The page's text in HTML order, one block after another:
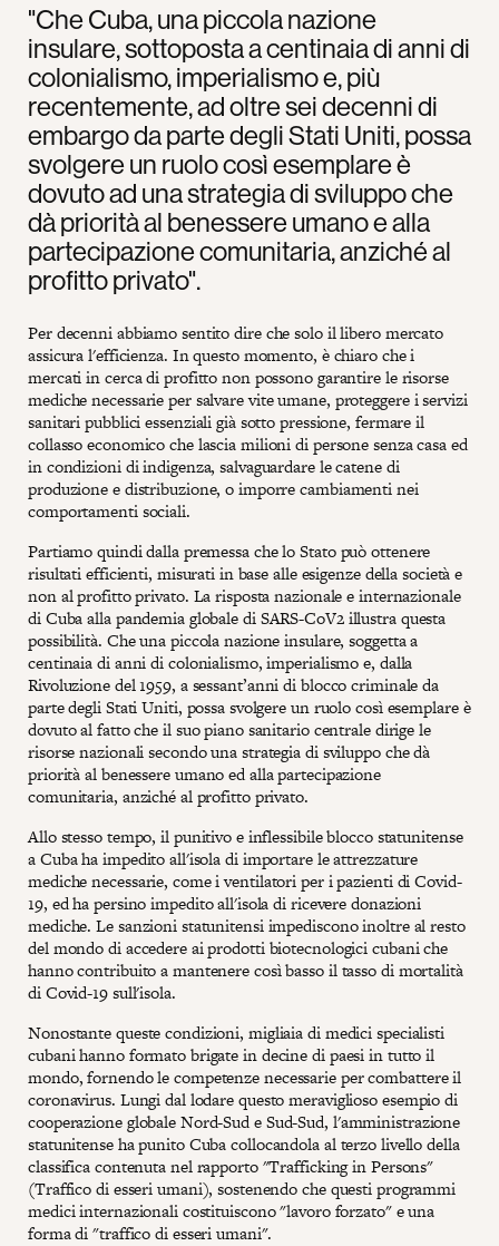
"Che Cuba, una piccola nazione
insulare, sottoposta a centinaia di anni di
colonialismo, imperialismo e, più
recentemente, ad oltre sei decenni di
embargo da parte degli Stati Uniti, possa
svolgere un ruolo così esemplare è
dovuto ad una strategia di sviluppo che
dà priorità al benessere umano e alla
partecipazione comunitaria, anziché al
profitto privato".
Per decenni abbiamo sentito dire che solo il libero mercato
assicura l'efficienza. In questo momento, è chiaro che i
mercati in cerca di profitto non possono garantire le risorse
mediche necessarie per salvare vite umane, proteggere i servizi
sanitari pubblici essenziali già sotto pressione, fermare il
collasso economico che lascia milioni di persone senza casa ed
in condizioni di indigenza, salvaguardare le catene di
produzione e distribuzione, o imporre cambiamenti nei
comportamenti sociali.
Partiamo quindi dalla premessa che lo Stato può ottenere
risultati efficienti, misurati in base alle esigenze della società e
non al profitto privato. La risposta nazionale e internazionale
di Cuba alla pandemia globale di SARS-CoV2 illustra questa
possibilità. Che una piccola nazione insulare, soggetta a
centinaia di anni di colonialismo, imperialismo e, dalla
Rivoluzione del 1959, a sessant’anni di blocco criminale da
parte degli Stati Uniti, possa svolgere un ruolo così esemplare è
dovuto al fatto che il suo piano sanitario centrale dirige le
risorse nazionali secondo una strategia di sviluppo che dà
priorità al benessere umano ed alla partecipazione
comunitaria, anziché al profitto privato.
Allo stesso tempo, il punitivo e inflessibile blocco statunitense
a Cuba ha impedito all'isola di importare le attrezzature
mediche necessarie, come i ventilatori per i pazienti di Covid-
19, ed ha persino impedito all'isola di ricevere donazioni
mediche. Le sanzioni statunitensi impediscono inoltre al resto
del mondo di accedere ai prodotti biotecnologici cubani che
hanno contribuito a mantenere così basso il tasso di mortalità
di Covid-19 sull'isola.
Nonostante queste condizioni, migliaia di medici specialisti
cubani hanno formato brigate in decine di paesi in tutto il
mondo, fornendo le competenze necessarie per combattere il
coronavirus. Lungi dal lodare questo meraviglioso esempio di
cooperazione globale Nord-Sud e Sud-Sud, l'amministrazione
statunitense ha punito Cuba collocandola al terzo livello della
classifica contenuta nel rapporto "Trafficking in Persons"
(Traffico di esseri umani), sostenendo che questi programmi
medici internazionali costituiscono "lavoro forzato" e una
forma di "traffico di esseri umani".